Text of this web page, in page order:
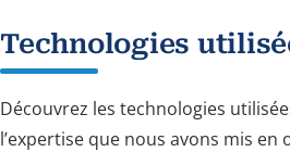
Technologies
Découvrez les technologies
l’expertise que nous avons mis